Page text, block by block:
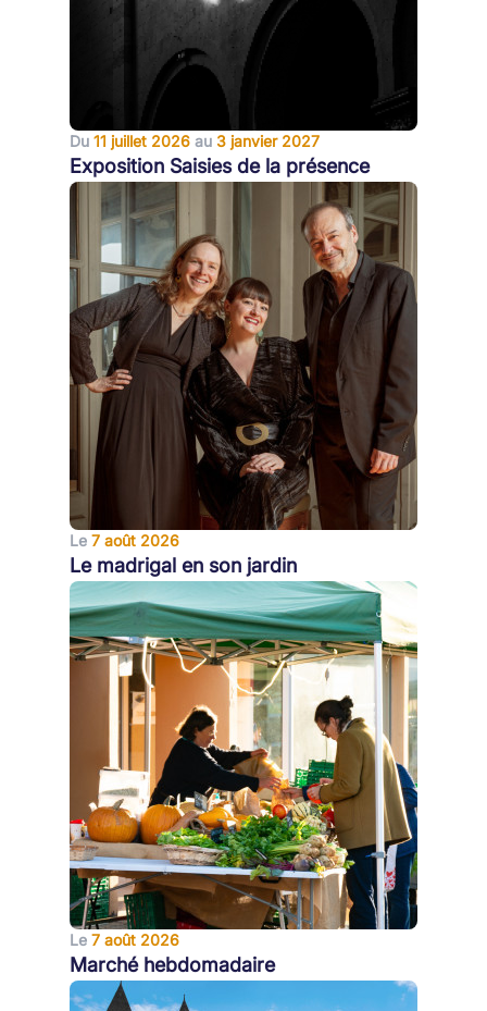
Du 11 juillet 2026 au 3 janvier 2027
Exposition Saisies de la présence
Le 7 août 2026
Le madrigal en son jardin
Le 7 août 2026
Marché hebdomadaire